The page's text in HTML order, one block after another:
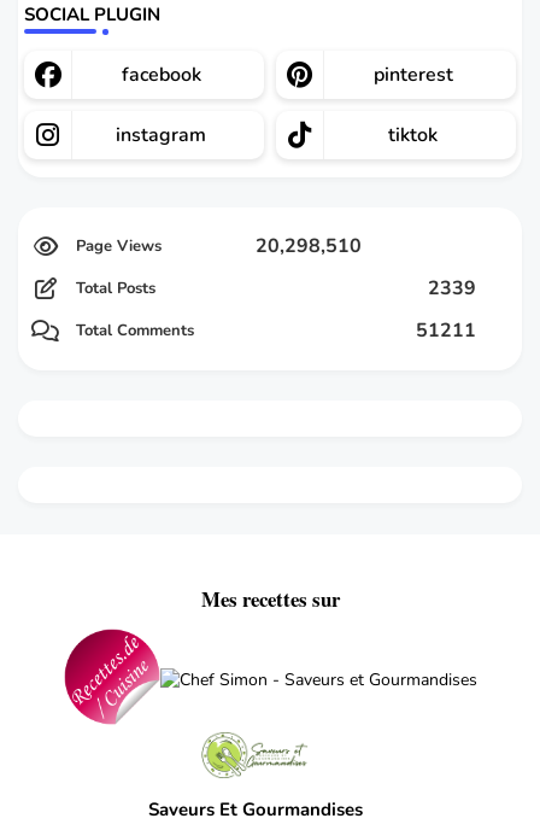
SOCIAL PLUGIN
facebook pinterest
instagram tiktok
20,298,510
Total Posts 2339
Total Comments 51211
Mes recettes sur
Saveurs Et Gourmandises